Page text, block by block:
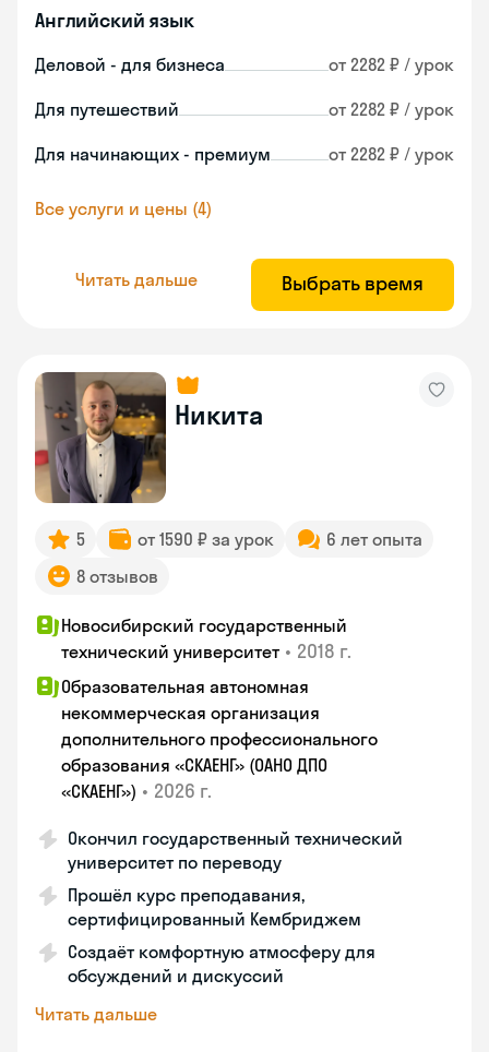
Английский язык
Деловой - для бизнеса от 2282 ₽ / урок
Для путешествий от 2282 ₽ / урок
Для начинающих - премиум от 2282 ₽ / урок
Все услуги и цены (4)
Читать дальше Выбрать время
Никита
5 от 1590 ₽ за урок
6 лет опыта
8 отзывов
Новосибирский государственный
технический университет • 2018 г.
Образовательная автономная
некоммерческая организация
дополнительного профессионального
образования «СКАЕНГ» (ОАНО ДПО
«СКАЕНГ») • 2026 г.
Окончил государственный технический
университет по переводу
Прошёл курс преподавания,
сертифицированный Кембриджем
Создаёт комфортную атмосферу для
обсуждений и дискуссий
Читать дальше